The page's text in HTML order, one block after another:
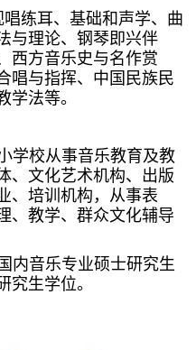
唱练耳、基础和声学、曲
与理论、钢琴即兴伴
西方音乐史与名作赏
唱与指挥、中国民族民
学法等。
学校从事音乐教育及教
、文化艺术机构、出版
、培训机构，从事表
、教学、群众文化辅导
内音乐专业硕士研究生
究生学位。